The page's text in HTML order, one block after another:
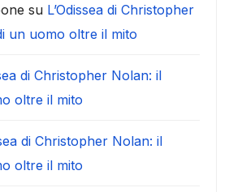
su L’Odissea di Christopher
un uomo oltre il mito
di Christopher Nolan: il
oltre il mito
di Christopher Nolan: il
oltre il mito